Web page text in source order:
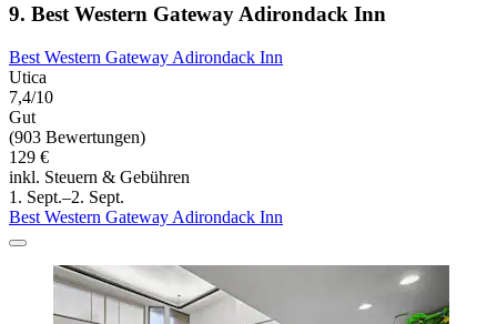
9. Best Western Gateway Adirondack Inn
Best Western Gateway Adirondack Inn
Utica
7,4/10
Gut
(903 Bewertungen)
129 €
inkl. Steuern & Gebühren
1. Sept.–2. Sept.
Best Western Gateway Adirondack Inn